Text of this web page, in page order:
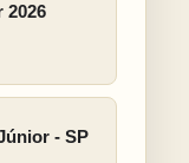
2026
- SP